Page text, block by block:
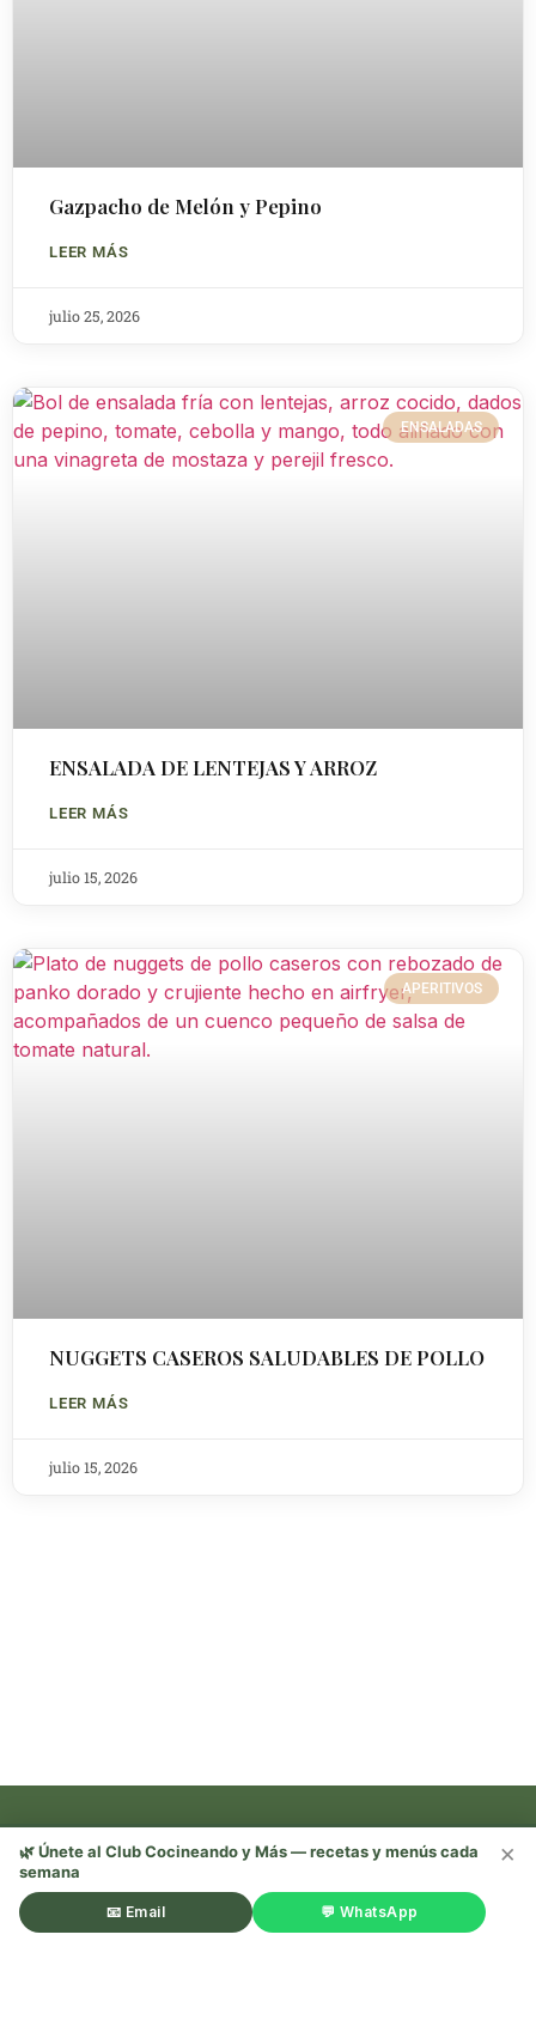
Gazpacho de Melón y Pepino
LEER MÁS
julio 25, 2026
ENSALADAS
ENSALADA DE LENTEJAS Y ARROZ
LEER MÁS
julio 15, 2026
APERITIVOS
NUGGETS CASEROS SALUDABLES DE POLLO
LEER MÁS
julio 15, 2026
Recetas, trucos y mucho más —
¡sígueme en redes! 🌿
×
🌿 Únete al Club Cocineando y Más — recetas y menús cada
semana
📧 Email 💬 WhatsApp